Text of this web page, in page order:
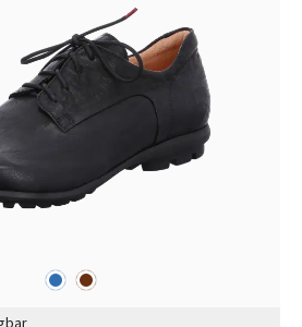
blau braun